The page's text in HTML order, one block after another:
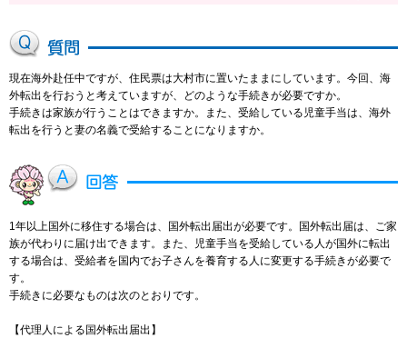
現在海外赴任中ですが、住民票は大村市に置いたままにしています。今回、海
外転出を行おうと考えていますが、どのような手続きが必要ですか。
手続きは家族が行うことはできますか。また、受給している児童手当は、海外
転出を行うと妻の名義で受給することになりますか。
1年以上国外に移住する場合は、国外転出届出が必要です。国外転出届は、ご家
族が代わりに届け出できます。また、児童手当を受給している人が国外に転出
する場合は、受給者を国内でお子さんを養育する人に変更する手続きが必要で
す。
手続きに必要なものは次のとおりです。
【代理人による国外転出届出】